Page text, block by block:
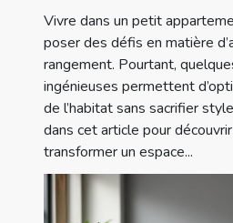
Vivre dans un petit
poser des défis en matière
rangement. Pourtant,
ingénieuses permettent
de l’habitat sans sacrifier
dans cet article pour
transformer un espace...